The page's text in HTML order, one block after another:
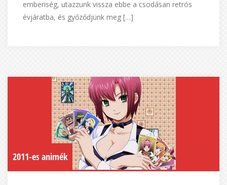
emberiség, utazzunk vissza ebbe a csodásan retrós
évjáratba, és győződjünk meg […]
2011-es animék